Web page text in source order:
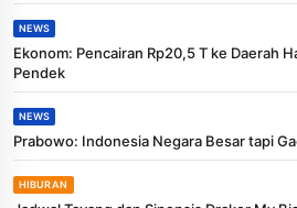
NEWS
Ekonom: Pencairan Rp20,5 T ke Daerah
Pendek
NEWS
Prabowo: Indonesia Negara Besar tapi
HIBURAN